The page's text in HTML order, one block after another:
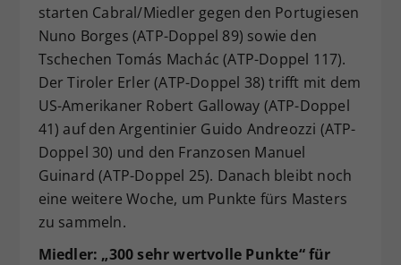
starten Cabral/Miedler gegen den Portugiesen
Nuno Borges (ATP-Doppel 89) sowie den
Tschechen Tomás Machác (ATP-Doppel 117).
Der Tiroler Erler (ATP-Doppel 38) trifft mit dem
US-Amerikaner Robert Galloway (ATP-Doppel
41) auf den Argentinier Guido Andreozzi (ATP-
Doppel 30) und den Franzosen Manuel
Guinard (ATP-Doppel 25). Danach bleibt noch
eine weitere Woche, um Punkte fürs Masters
zu sammeln.
Miedler: „300 sehr wertvolle Punkte“ für